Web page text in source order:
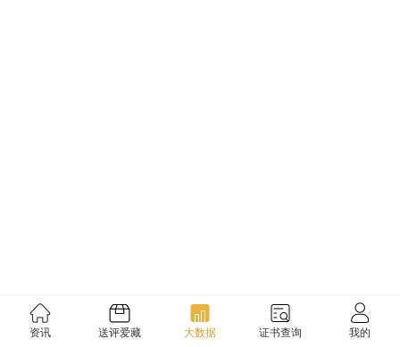
资讯 送评爱藏 大数据 证书查询 我的